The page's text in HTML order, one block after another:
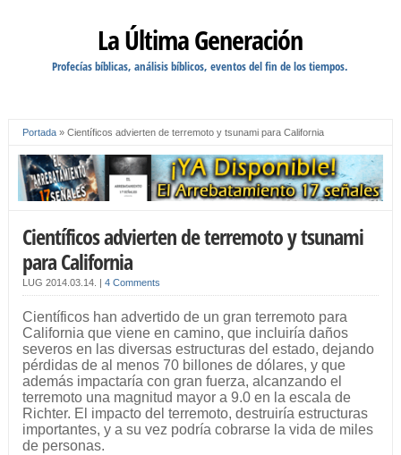
La Última Generación
Profecías bíblicas, análisis bíblicos, eventos del fin de los tiempos.
Portada» Científicos advierten de terremoto y tsunami para California
Científicos advierten de terremoto y tsunami
para California
LUG 2014.03.14. 4 Comments
Científicos han advertido de un gran terremoto para
California que viene en camino, que incluiría daños
severos en las diversas estructuras del estado, dejando
pérdidas de al menos 70 billones de dólares, y que
además impactaría con gran fuerza, alcanzando el
terremoto una magnitud mayor a 9.0 en la escala de
Richter. El impacto del terremoto, destruiría estructuras
importantes, y a su vez podría cobrarse la vida de miles
de personas.